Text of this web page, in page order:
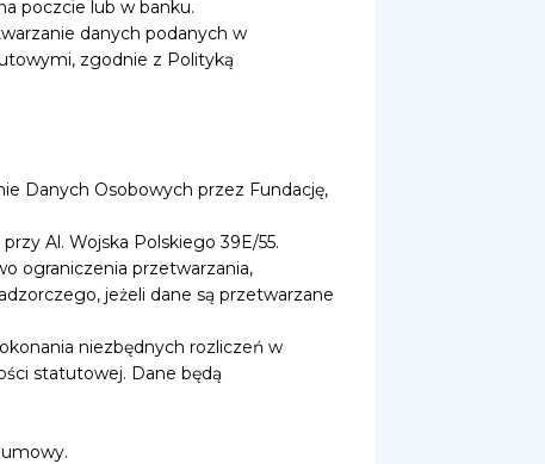
poczcie lub w banku.
danych podanych w
zgodnie z Polityką
Danych Osobowych przez Fundację,
Al. Wojska Polskiego 39E/55.
ograniczenia przetwarzania,
jeżeli dane są przetwarzane
niezbędnych rozliczeń w
statutowej. Dane będą